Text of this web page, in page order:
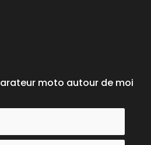
moto autour de moi